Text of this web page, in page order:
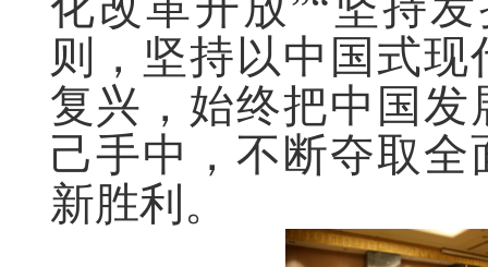
则，坚持以中国式
复兴，始终把中国
己手中，不断夺取
新胜利。